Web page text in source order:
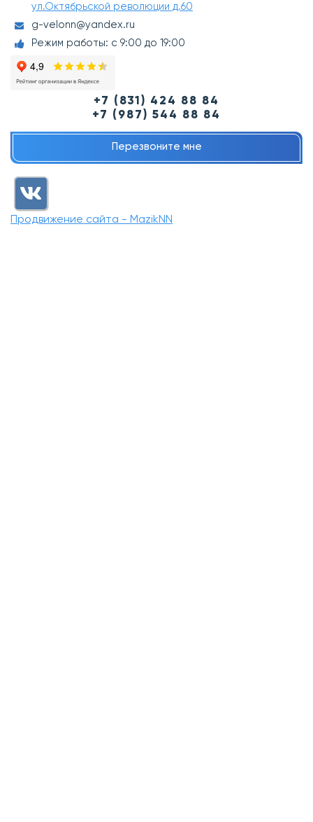
ул.Октябрьской революции д.60
g-velonn@yandex.ru
Режим работы: с 9:00 до 19:00
+7 (831) 424 88 84
+7 (987) 544 88 84
Перезвоните мне
Продвижение сайта - MazikNN